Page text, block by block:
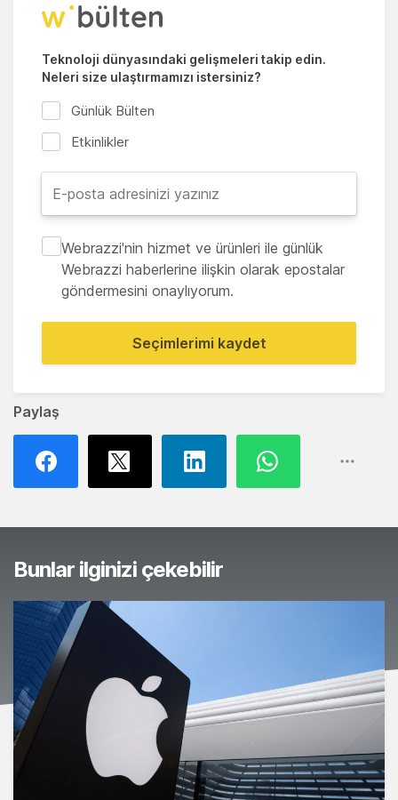
Paylaş
Teknoloji dünyasındaki gelişmeleri takip edin.
Neleri size ulaştırmamızı istersiniz?
Günlük Bülten
Etkinlikler
Webrazzi'nin hizmet ve ürünleri ile günlük
Webrazzi haberlerine ilişkin olarak epostalar
göndermesini onaylıyorum.
Seçimlerimi kaydet
Bunlar ilginizi çekebilir